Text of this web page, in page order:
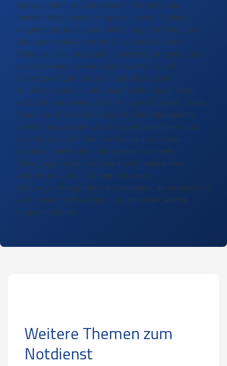
Bei uns steht Ihre Zufriedenheit im Mittelpunkt.
Deshalb haben wir einen spezialisierten Notdienst
eingerichtet, der sich um alle Belange der Haus- und
Gebäudetechnik kümmert. Es ist eine bekannte
Tatsache: Heizungsausfälle passieren oft genau dann,
wenn man sie am wenigsten erwartet, wie an
Feiertagen. Rufen Sie uns innerhalb unserer
Notdienstzeiten an, und unser fachkundiges Team
wird sich umgehend um Ihr Anliegen kümmern. Unser
Team aus erfahrenen und geschulten Mitarbeitern
steht bereit, um Ihren Wartungsvertrag effizient und
zuverlässig zu erfüllen. Der Service in unserem
Notdienst beinhaltet unter anderem schnelle
Reinigungsarbeiten und den Funktionstest Ihrer
Anlagen im Notfall. Kunden mit einem
Wartungsvertrag profitieren besonders, da sie jederzeit
auf unseren hochwertigen und schnellen Service
zugreifen können.
Weitere Themen zum
Notdienst